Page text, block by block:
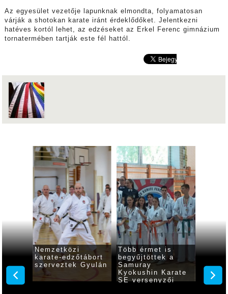
Az egyesület vezetője lapunknak elmondta, folyamatosan
várják a shotokan karate iránt érdeklődőket. Jelentkezni
hatéves kortól lehet, az edzéseket az Erkel Ferenc gimnázium
tornatermében tartják este fél hattól.
Nemzetközi
karate-edzőtábort
szerveztek Gyulán
Több érmet is
begyűjtöttek a
Samuray
Kyokushin Karate
SE versenyzői
Több érmet
gyulai